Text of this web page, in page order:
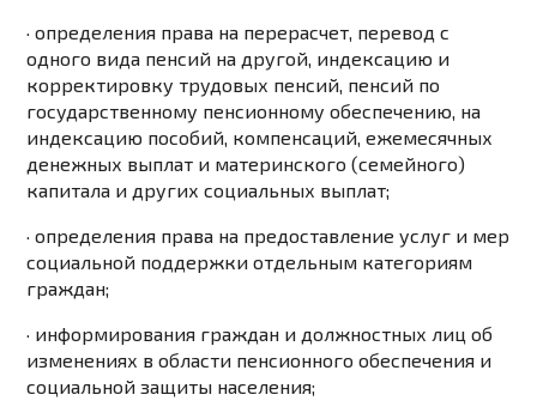
· определения права на перерасчет, перевод с
одного вида пенсий на другой, индексацию и
корректировку трудовых пенсий, пенсий по
государственному пенсионному обеспечению, на
индексацию пособий, компенсаций, ежемесячных
денежных выплат и материнского (семейного)
капитала и других социальных выплат;
· определения права на предоставление услуг и мер
социальной поддержки отдельным категориям
граждан;
· информирования граждан и должностных лиц об
изменениях в области пенсионного обеспечения и
социальной защиты населения;